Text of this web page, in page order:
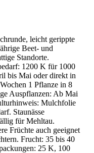
leicht gerippte
Beet- und
Standorte.
1200 K für 1000
bis Mai oder direkt in
1 Pflanze in 8
Auspflanzen: Ab Mai
Mulchfolie
Staunässe
für Mehltau.
Früchte auch geeignet
Frucht: 35 bis 40
25 K, 100